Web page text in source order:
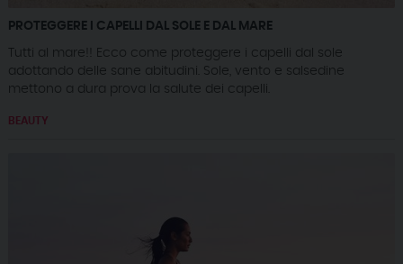
PROTEGGERE I CAPELLI DAL SOLE E DAL MARE
Tutti al mare!! Ecco come proteggere i capelli dal sole
adottando delle sane abitudini. Sole, vento e salsedine
mettono a dura prova la salute dei capelli.
BEAUTY